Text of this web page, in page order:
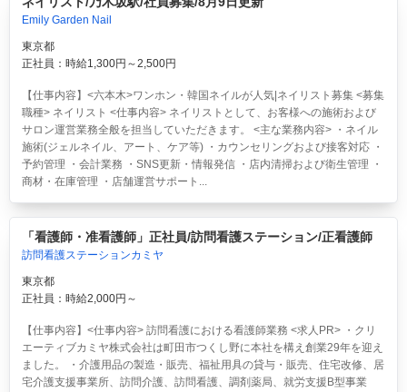
Emily Garden Nail
東京都
正社員：時給1,300円～2,500円
【仕事内容】<六本木>ワンホン・韓国ネイルが人気|ネイリスト募集 <募集
職種> ネイリスト <仕事内容> ネイリストとして、お客様への施術および
サロン運営業務全般を担当していただきます。 <主な業務内容> ・ネイル
施術(ジェルネイル、アート、ケア等) ・カウンセリングおよび接客対応 ・
予約管理 ・会計業務 ・SNS更新・情報発信 ・店内清掃および衛生管理 ・
商材・在庫管理 ・店舗運営サポート...
「看護師・准看護師」正社員/訪問看護ステーション/正看護師
訪問看護ステーションカミヤ
東京都
正社員：時給2,000円～
【仕事内容】<仕事内容> 訪問看護における看護師業務 <求人PR> ・クリ
エーティブカミヤ株式会社は町田市つくし野に本社を構え創業29年を迎え
ました。 ・介護用品の製造・販売、福祉用具の貸与・販売、住宅改修、居
宅介護支援事業所、訪問介護、訪問看護、調剤薬局、就労支援B型事業